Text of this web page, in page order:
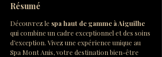
Résumé
Découvrez le spa haut de gamme à Aiguilhe
qui combine un cadre exceptionnel et des soins
d’exception. Vivez une expérience unique au
Spa Mont Anis, votre destination bien-être